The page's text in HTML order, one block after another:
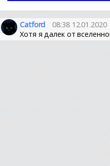
Catford
08:38 12.01.2020
Хотя я далек от